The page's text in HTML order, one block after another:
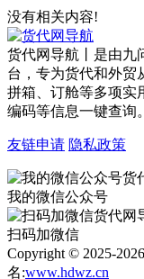
没有相关内容!
货代网导航丨是由九
台，专为货代和外贸
拼箱、订舱等多项实
编码等信息一键查询。
友链申请 隐私政策
我的微信公众号
扫码加微信
Copyright © 2025-2026
名:www.hdwz.cn